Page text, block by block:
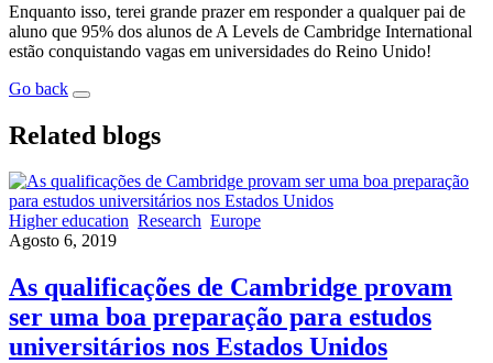
Enquanto isso, terei grande prazer em responder a qualquer pai de
aluno que 95% dos alunos de A Levels de Cambridge International
estão conquistando vagas em universidades do Reino Unido!
Go back
Related blogs
Higher education Research Europe
Agosto 6, 2019
As qualificações de Cambridge provam
ser uma boa preparação para estudos
universitários nos Estados Unidos